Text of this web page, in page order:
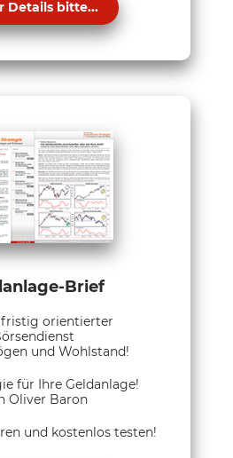
Details bitte...
Brief
orientierter
und Wohlstand!
für Ihre Geldanlage!
Oliver Baron
und kostenlos testen!